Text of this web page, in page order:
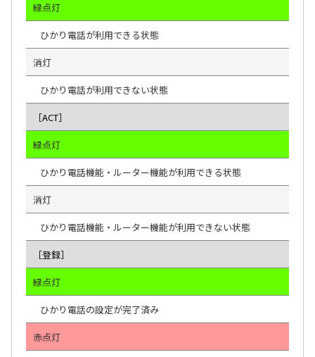
緑点灯
ひかり電話が利用できる状態
消灯
ひかり電話が利用できない状態
［ACT］
緑点灯
ひかり電話機能・ルーター機能が利用できる状態
消灯
ひかり電話機能・ルーター機能が利用できない状態
［登録］
緑点灯
ひかり電話の設定が完了済み
赤点灯